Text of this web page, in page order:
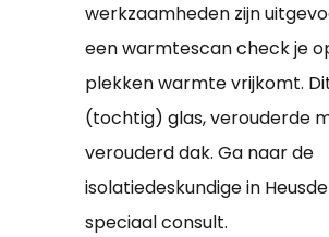
werkzaamheden zijn
een warmtescan check je
plekken warmte vrijkomt.
(tochtig) glas, verouderde
verouderd dak. Ga naar de
isolatiedeskundige in
speciaal consult.